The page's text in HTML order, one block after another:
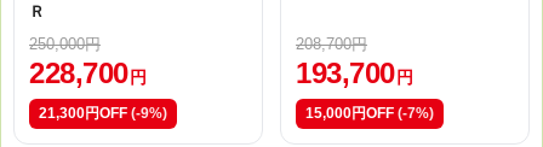
Ｒ
250,000円
228,700 円
21,300円OFF (-9%)
208,700円
193,700 円
15,000円OFF (-7%)